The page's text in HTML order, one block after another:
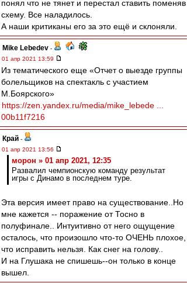
понял что не тянет и перестал ставить поменяв
схему. Все наладилось.
А наши критиканы его за это ещё и склоняли.
Mike Lebedev -
01 апр 2021 13:59
Из тематического еще «Отчет о выезде группы
болельщиков на спектакль с участием
М.Боярского»
https://zen.yandex.ru/media/mike_lebede ...
00b11f7216
Край -
01 апр 2021 13:56
морон » 01 апр 2021, 12:35
Развалил чемпионскую команду результат
игры с Динамо в последнем туре.
Эта версия имеет право на существование..Но
мне кажется -- поражение от Тосно в
полуфинале.. Интуитивно от него ощущение
осталось, что произошло что-то ОЧЕНЬ плохое,
что исправить нельзя. Как снег на голову..
И на Глушака не спишешь--он только в конце
вышел.